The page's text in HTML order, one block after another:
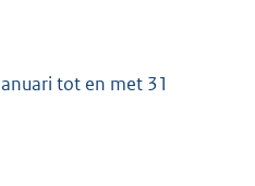
tot en met 31